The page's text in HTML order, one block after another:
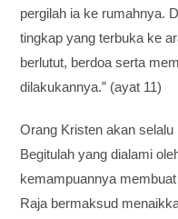
pergilah ia ke rumahnya.
tingkap yang terbuka ke
berlutut, berdoa serta
dilakukannya.” (ayat 11)
Orang Kristen akan selalu
Begitulah yang dialami
kemampuannya
Raja bermaksud